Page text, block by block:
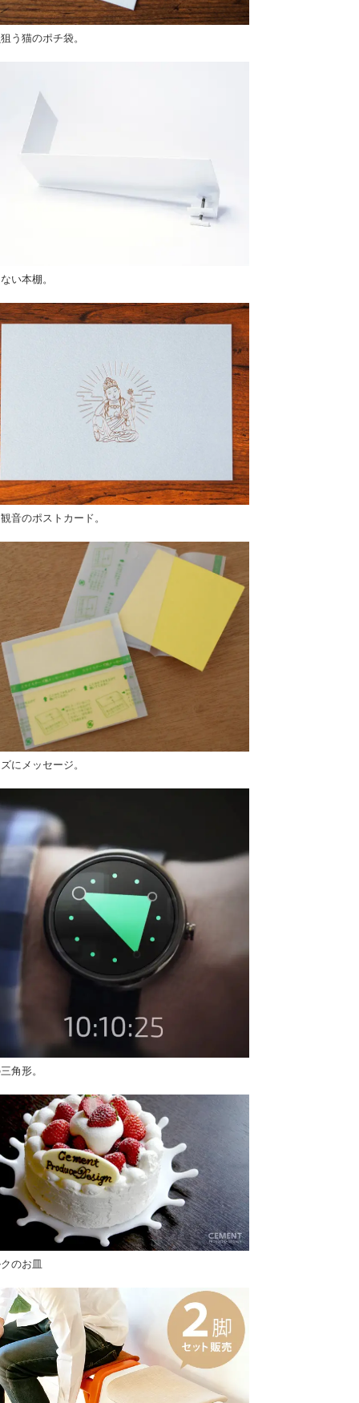
う猫のポチ袋。
い本棚。
音のポストカード。
にメッセージ。
角形。
のお皿